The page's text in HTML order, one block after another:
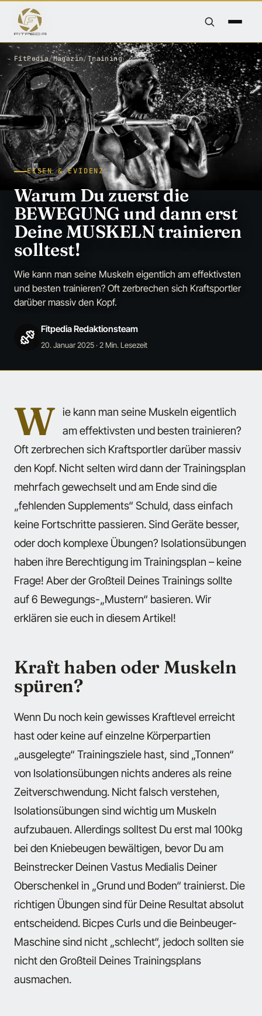
FitPedia/Magazin/Training
EISEN & EVIDENZ
Warum Du zuerst die
BEWEGUNG und dann erst
Deine MUSKELN trainieren
solltest!
Wie kann man seine Muskeln eigentlich am effektivsten
und besten trainieren? Oft zerbrechen sich Kraftsportler
darüber massiv den Kopf.
Fitpedia Redaktionsteam
20. Januar 2025· 2 Min. Lesezeit
W ie kann man seine Muskeln eigentlich
am effektivsten und besten trainieren?
Oft zerbrechen sich Kraftsportler darüber massiv
den Kopf. Nicht selten wird dann der Trainingsplan
mehrfach gewechselt und am Ende sind die
„fehlenden Supplements“ Schuld, dass einfach
keine Fortschritte passieren. Sind Geräte besser,
oder doch komplexe Übungen? Isolationsübungen
haben ihre Berechtigung im Trainingsplan – keine
Frage! Aber der Großteil Deines Trainings sollte
auf 6 Bewegungs-„Mustern“ basieren. Wir
erklären sie euch in diesem Artikel!
Kraft haben oder Muskeln
spüren?
Wenn Du noch kein gewisses Kraftlevel erreicht
hast oder keine auf einzelne Körperpartien
„ausgelegte“ Trainingsziele hast, sind „Tonnen“
von Isolationsübungen nichts anderes als reine
Zeitverschwendung. Nicht falsch verstehen,
Isolationsübungen sind wichtig um Muskeln
aufzubauen. Allerdings solltest Du erst mal 100kg
bei den Kniebeugen bewältigen, bevor Du am
Beinstrecker Deinen Vastus Medialis Deiner
Oberschenkel in „Grund und Boden“ trainierst. Die
richtigen Übungen sind für Deine Resultat absolut
entscheidend. Bicpes Curls und die Beinbeuger-
Maschine sind nicht „schlecht“, jedoch sollten sie
nicht den Großteil Deines Trainingsplans
ausmachen.